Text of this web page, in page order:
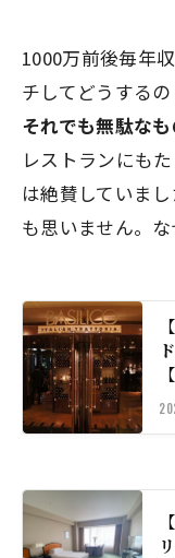
1000万前後毎年
チしてどうする
それでも無駄なも
レストランにも
は絶賛していま
も思いません。